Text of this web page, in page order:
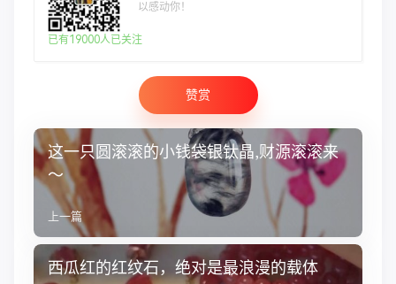
以感动你！
已有19000人已关注
赞赏
这一只圆滚滚的小钱袋银钛晶,财源滚滚来
～
上一篇
西瓜红的红纹石，绝对是最浪漫的载体